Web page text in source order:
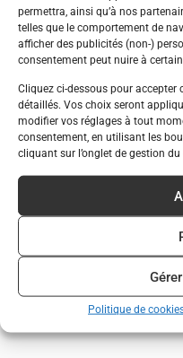
permettra, ainsi qu’à nos
telles que le comportement de
afficher des publicités (non-)
consentement peut nuire à
Cliquez ci-dessous pour accepter
détaillés. Vos choix seront
modifier vos réglages à tout
consentement, en utilisant les
cliquant sur l’onglet de gestion
Politique de